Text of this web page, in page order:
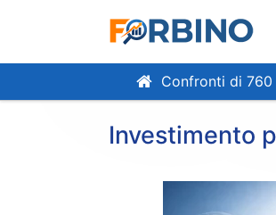
Confronti di
Investimento